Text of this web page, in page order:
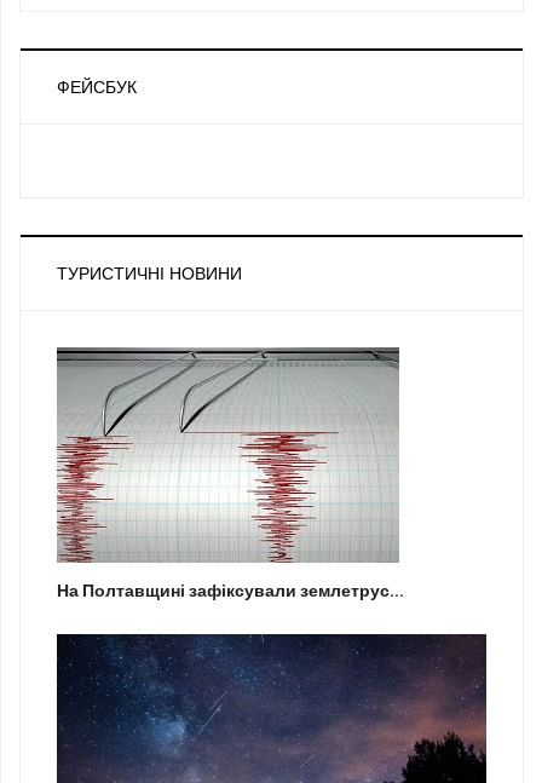
ФЕЙСБУК
ТУРИСТИЧНІ НОВИНИ
На Полтавщині зафіксували землетрус...